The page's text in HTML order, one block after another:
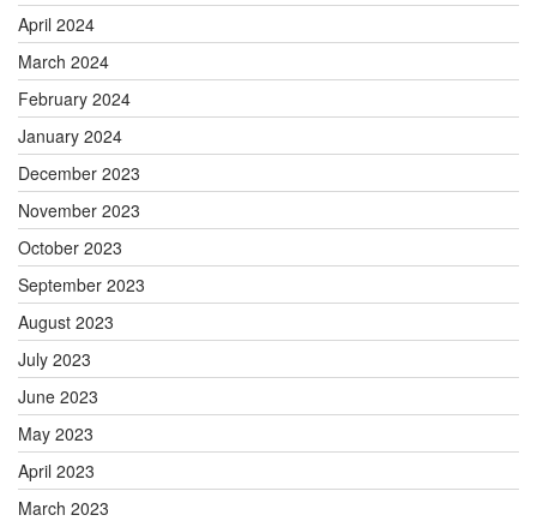
April 2024
March 2024
February 2024
January 2024
December 2023
November 2023
October 2023
September 2023
August 2023
July 2023
June 2023
May 2023
April 2023
March 2023